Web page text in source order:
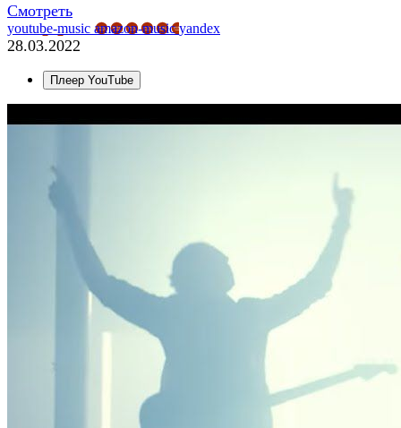
Смотреть
youtube-music amazon-musicyandex
28.03.2022
Плеер YouTube